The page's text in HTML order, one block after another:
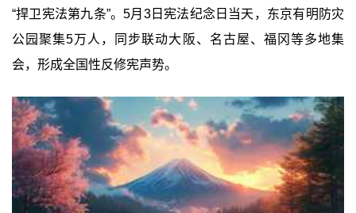
“捍卫宪法第九条”。5月3日宪法纪念日当天，东京有明防灾
公园聚集5万人，同步联动大阪、名古屋、福冈等多地集
会，形成全国性反修宪声势。